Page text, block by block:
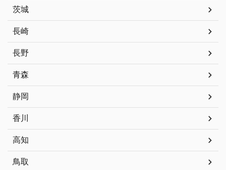
茨城
長崎
長野
青森
静岡
香川
高知
鳥取